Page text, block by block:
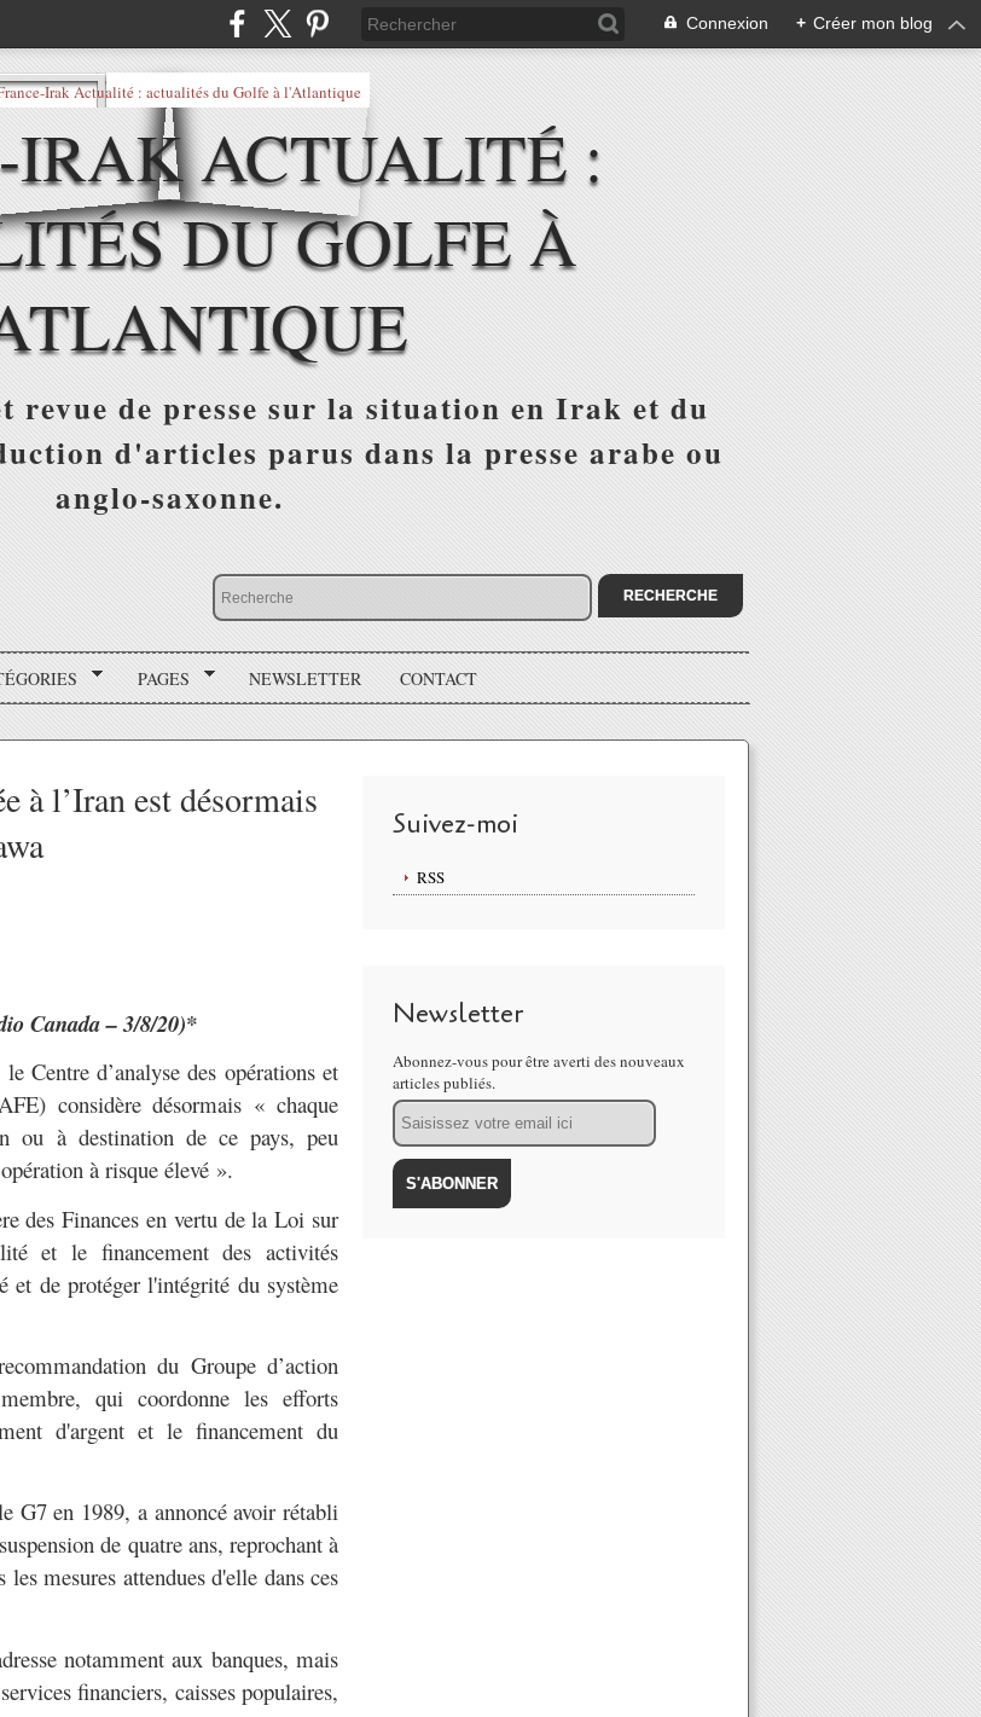
Connexion + Créer mon blog
IRAK ACTUALITÉ :
DU GOLFE À
revue de presse sur la situation en Irak et du
d'articles parus dans la presse arabe ou
anglo-saxonne.
PAGES NEWSLETTER CONTACT
à l’Iran est désormais
Canada – 3/8/20)*
Centre d’analyse des opérations et
considère désormais « chaque
ou à destination de ce pays, peu
à risque élevé ».
des Finances en vertu de la Loi sur
et le financement des activités
et de protéger l'intégrité du système
du Groupe d’action
qui coordonne les efforts
d'argent et le financement du
G7 en 1989, a annoncé avoir rétabli
de quatre ans, reprochant à
mesures attendues d'elle dans ces
notamment aux banques, mais
financiers, caisses populaires,
Suivez-moi
RSS
Newsletter
Abonnez-vous pour être averti des nouveaux
articles publiés.
Email